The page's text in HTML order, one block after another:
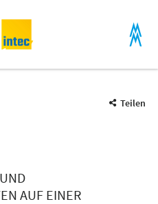
Teilen
AUF EINER